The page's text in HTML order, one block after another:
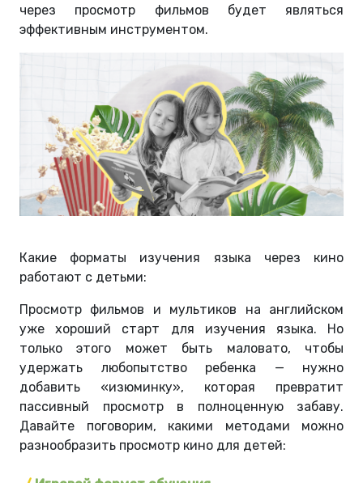
через просмотр фильмов будет являться
эффективным инструментом.
Какие форматы изучения языка через кино
работают с детьми:
Просмотр фильмов и мультиков на английском
уже хороший старт для изучения языка. Но
только этого может быть маловато, чтобы
удержать любопытство ребенка — нужно
добавить «изюминку», которая превратит
пассивный просмотр в полноценную забаву.
Давайте поговорим, какими методами можно
разнообразить просмотр кино для детей: